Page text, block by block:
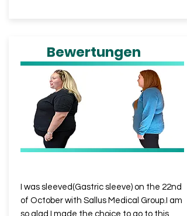
I was sleeved(Gastric sleeve) on the 22nd
of October with Sallus Medical Group.I am
so glad I made the choice to go to this
Bewertungen